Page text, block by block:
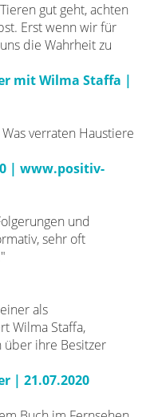
gut geht, achten
Erstwenn wir für
die Wahrheit zu
mit Wilma Staffa |
verraten Haustiere
| www.positiv-
und
sehr oft
als
Wilma Staffa,
ihre Besitzer
| 21.07.2020